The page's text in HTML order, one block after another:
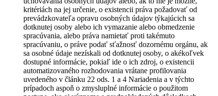
kritériách na jej určenie, o existencii práva požadovať od
prevádzkovateľa opravu osobných údajov týkajúcich sa
dotknutej osoby alebo ich vymazanie alebo obmedzenie
spracúvania, alebo práva namietať proti takémuto
spracúvaniu, o práve podať sťažnosť dozornému orgánu, ak
sa osobné údaje nezískali od dotknutej osoby, o akékoľvek
dostupné informácie, pokiaľ ide o ich zdroj, o existencii
automatizovaného rozhodovania vrátane profilovania
uvedeného v článku 22 ods. 1 a 4 Nariadenia a v týchto
prípadoch aspoň o zmysluplné informácie o použitom